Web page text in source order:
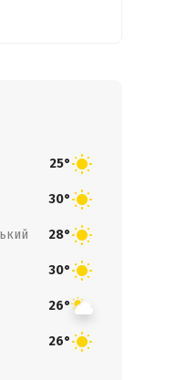
25°
30°
28°
30°
26°
26°